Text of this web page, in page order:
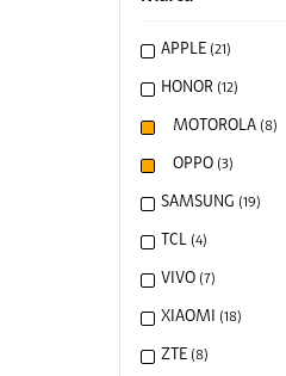
APPLE (21 )
HONOR (12)
MOTOROLA (8)
OPPO (3)
SAMSUNG (19)
TCL (4)
VIVO (7)
XIAOMI (18)
ZTE (8)